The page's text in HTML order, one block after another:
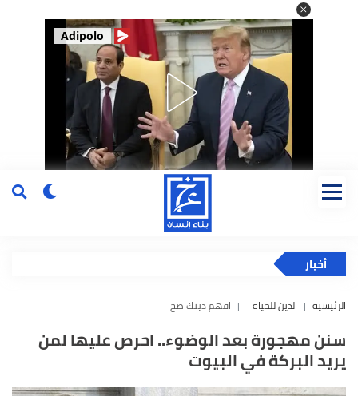
Adipolo
أخبار
الرئيسية الدين للحياة افهم دينك صح
سنن مهجورة بعد الوضوء.. احرص عليها لمن
يريد البركة في البيوت